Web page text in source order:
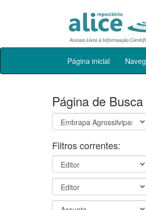
Skip
Página inicial
Página de Busca
Filtros correntes: